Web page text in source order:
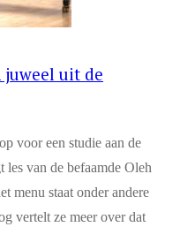
juweel uit de
voor een studie aan de
van de befaamde Oleh
menu staat onder andere
vertelt ze meer over dat